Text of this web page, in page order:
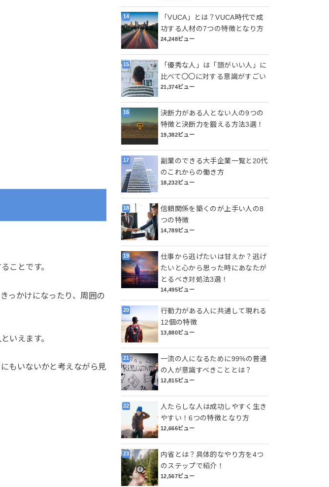
ことです。
っかけになったり、周囲の
いえます。
もいないかと考えながら見
「VUCA」とは？VUCA時代で成
功する人材の7つの特徴となり方
24,248ビュー
「優秀な人」は「頭がいい人」に
比べて〇〇に対する意識がすごい
21,374ビュー
決断力がある人とない人の9つの
特徴と決断力を鍛える方法3選！
19,382ビュー
副業のできる大手企業一覧と20代
のこれからの働き方
18,232ビュー
信頼関係を築くのが上手い人の8
つの特徴
14,789ビュー
仕事から逃げたいは甘えか？逃げ
たいと心から思った時にあなたが
とるべき対処法3選！
14,495ビュー
行動力がある人に共通して現れる
12個の特徴
13,880ビュー
一流の人になるために99%の普通
の人が意識すべきこととは？
12,815ビュー
人たらしな人は成功しやすく生き
やすい！6つの特徴となり方
12,666ビュー
内省とは？具体的なやり方を4つ
のステップで紹介！
12,567ビュー